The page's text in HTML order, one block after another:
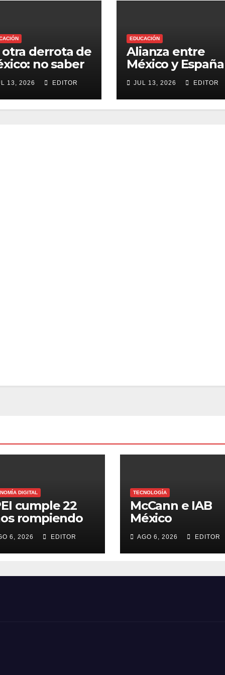
otra derrota de
no saber
13, 2026 EDITOR
EDUCACIÓN
Alianza entre
México y España
próximos
creativos
JUL 13, 2026 EDITOR
DIGITAL
cumple 22
rompiendo
y
6, 2026 EDITOR
TECNOLOGÍA
McCann e IAB
México
en la industria
publicidad
AGO 6, 2026 EDITOR